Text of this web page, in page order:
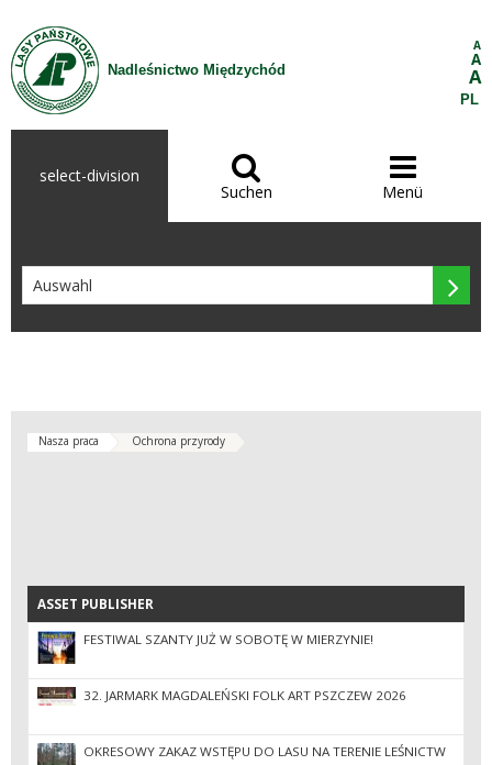
Zum Inhalt wechseln
Nadleśnictwo Międzychód
A
A
A
PL
select-division 
Suchen

Menü

Nasza praca Ochrona przyrody
ASSET PUBLISHER
ASSET PUBLISHER
FESTIWAL SZANTY JUŻ W SOBOTĘ W MIERZYNIE!
32. JARMARK MAGDALEŃSKI FOLK ART PSZCZEW 2026
OKRESOWY ZAKAZ WSTĘPU DO LASU NA TERENIE LEŚNICTW